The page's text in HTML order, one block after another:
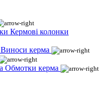
Кермові колонки
Виноси керма
Обмотки керма